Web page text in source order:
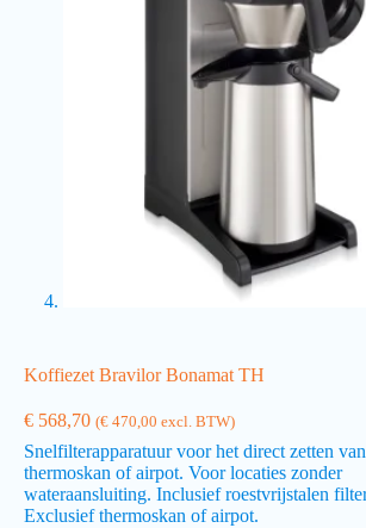
Koffiezet Bravilor Bonamat TH
€ 568,70 (€ 470,00 excl. BTW)
Snelfilterapparatuur voor het direct zetten
thermoskan of airpot. Voor locaties zonder
wateraansluiting. Inclusief roestvrijstalen
Exclusief thermoskan of airpot.